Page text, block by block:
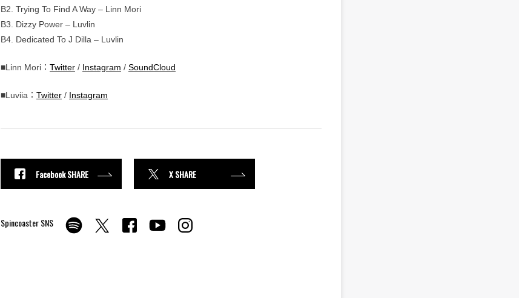
B2. Trying To Find A Way – Linn Mori
B3. Dizzy Power – Luvlin
B4. Dedicated To J Dilla – Luvlin
■Linn Mori： Twitter / Instagram / SoundCloud
■Luviia： Twitter / Instagram
Facebook SHARE X SHARE
Spincoaster SNS